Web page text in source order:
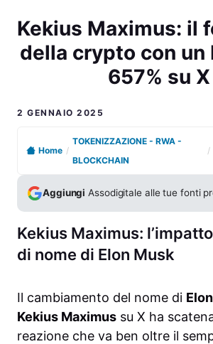
Kekius Maximus: il
della crypto con un
657% su X
2 GENNAIO 2025
Home /
TOKENIZZAZIONE - RWA -
BLOCKCHAIN
/
Aggiungi Assodigitale alle tue fonti
Kekius Maximus:
di nome di Elon Musk
Il cambiamento del nome di
Kekius Maximus su X ha
reazione che va ben oltre il